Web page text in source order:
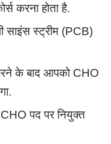
करना होता है.
साइंस स्ट्रीम (PCB)
के बाद आपको CHO
पद पर नियुक्त